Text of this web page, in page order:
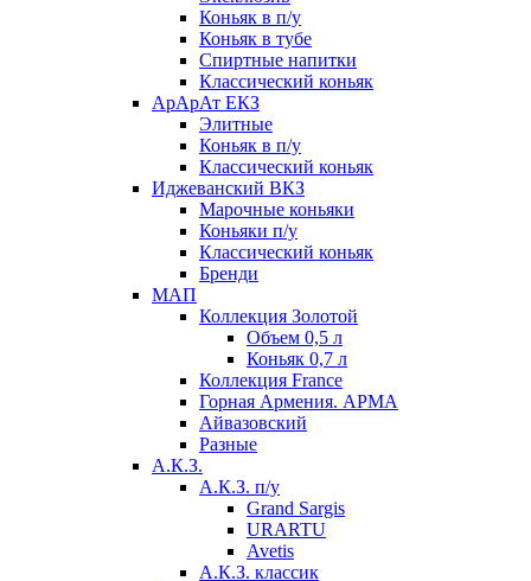
Коньяк в п/у
Коньяк в тубе
Спиртные напитки
Классический коньяк
АрАрАт ЕКЗ
Элитные
Коньяк в п/у
Классический коньяк
Иджеванский ВКЗ
Марочные коньяки
Коньяки п/у
Классический коньяк
Бренди
МАП
Коллекция Золотой
Объем 0,5 л
Коньяк 0,7 л
Коллекция France
Горная Армения. АРМА
Айвазовский
Разные
А.К.З.
А.К.З. п/у
Grand Sargis
URARTU
Avetis
А.К.З. классик